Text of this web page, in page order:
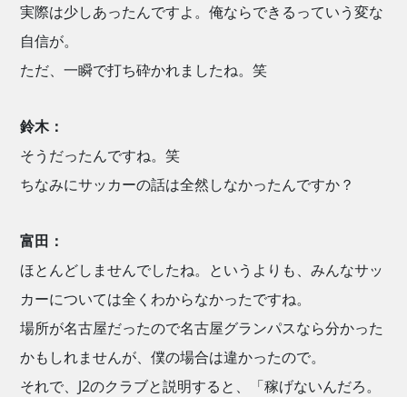
実際は少しあったんですよ。俺ならできるっていう変な
自信が。
ただ、一瞬で打ち砕かれましたね。笑
鈴木：
そうだったんですね。笑
ちなみにサッカーの話は全然しなかったんですか？
富田：
ほとんどしませんでしたね。というよりも、みんなサッ
カーについては全くわからなかったですね。
場所が名古屋だったので名古屋グランパスなら分かった
かもしれませんが、僕の場合は違かったので。
それで、J2のクラブと説明すると、「稼げないんだろ。